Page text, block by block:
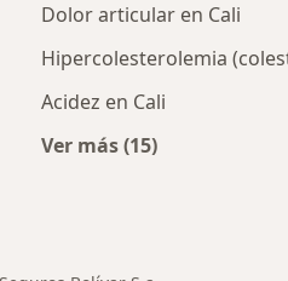
Dolor articular en Cali
Hipercolesterolemia
Acidez en Cali
Ver más (15)